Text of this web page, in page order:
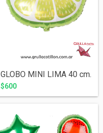
GLOBO MINI LIMA 40 cm.
$600